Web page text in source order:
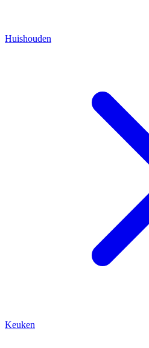
Huishouden
Keuken